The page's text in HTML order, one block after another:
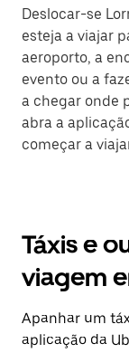
Deslocar-se
esteja a viajar
aeroporto, a
evento ou a
a chegar onde
abra a
começar a
Táxis e
viagem
Apanhar um
aplicação da